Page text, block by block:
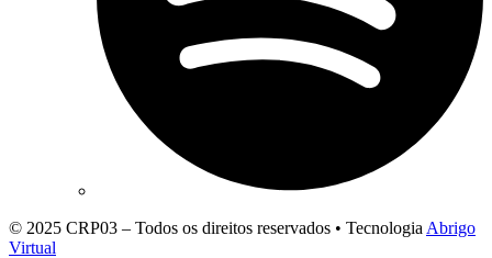
© 2025 CRP03 – Todos os direitos reservados • Tecnologia Abrigo
Virtual